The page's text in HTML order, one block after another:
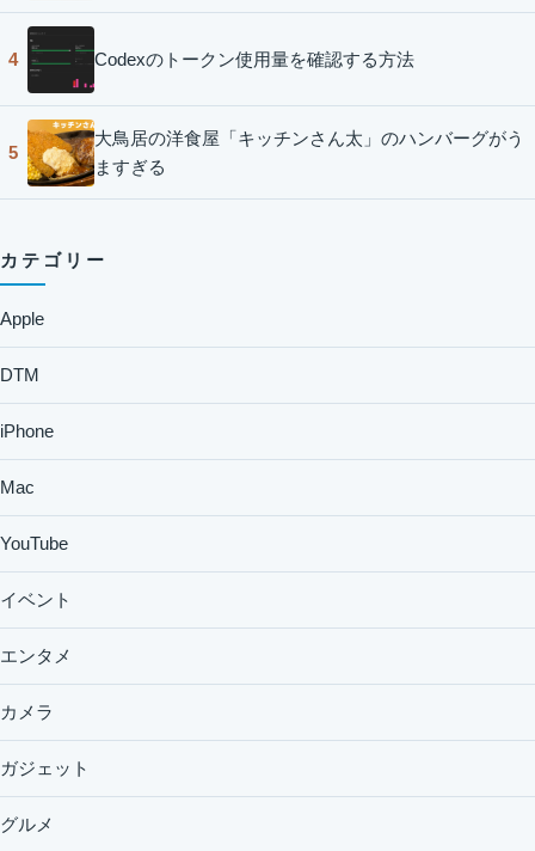
4 Codexのトークン使用量を確認する方法
5
大鳥居の洋食屋「キッチンさん太」のハンバーグがう
ますぎる
カテゴリー
Apple
DTM
iPhone
Mac
YouTube
イベント
エンタメ
カメラ
ガジェット
グルメ